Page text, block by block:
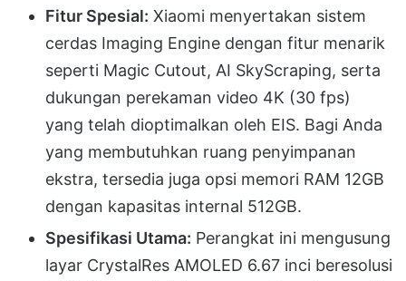
Fitur Spesial: Xiaomi menyertakan sistem
cerdas Imaging Engine dengan fitur menarik
seperti Magic Cutout, AI SkyScraping, serta
dukungan perekaman video 4K (30 fps)
yang telah dioptimalkan oleh EIS. Bagi Anda
yang membutuhkan ruang penyimpanan
ekstra, tersedia juga opsi memori RAM 12GB
dengan kapasitas internal 512GB.
Spesifikasi Utama: Perangkat ini mengusung
layar CrystalRes AMOLED 6.67 inci beresolusi